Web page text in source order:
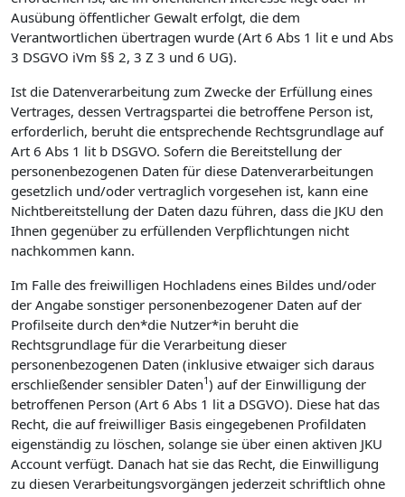
Ausübung öffentlicher Gewalt erfolgt, die dem
Verantwortlichen übertragen wurde (Art 6 Abs 1 lit e und Abs
3 DSGVO iVm §§ 2, 3 Z 3 und 6 UG).
Ist die Datenverarbeitung zum Zwecke der Erfüllung eines
Vertrages, dessen Vertragspartei die betroffene Person ist,
erforderlich, beruht die entsprechende Rechtsgrundlage auf
Art 6 Abs 1 lit b DSGVO. Sofern die Bereitstellung der
personenbezogenen Daten für diese Datenverarbeitungen
gesetzlich und/oder vertraglich vorgesehen ist, kann eine
Nichtbereitstellung der Daten dazu führen, dass die JKU den
Ihnen gegenüber zu erfüllenden Verpflichtungen nicht
nachkommen kann.
Im Falle des freiwilligen Hochladens eines Bildes und/oder
der Angabe sonstiger personenbezogener Daten auf der
Profilseite durch den*die Nutzer*in beruht die
Rechtsgrundlage für die Verarbeitung dieser
personenbezogenen Daten (inklusive etwaiger sich daraus
erschließender sensibler Daten1) auf der Einwilligung der
betroffenen Person (Art 6 Abs 1 lit a DSGVO). Diese hat das
Recht, die auf freiwilliger Basis eingegebenen Profildaten
eigenständig zu löschen, solange sie über einen aktiven JKU
Account verfügt. Danach hat sie das Recht, die Einwilligung
zu diesen Verarbeitungsvorgängen jederzeit schriftlich ohne